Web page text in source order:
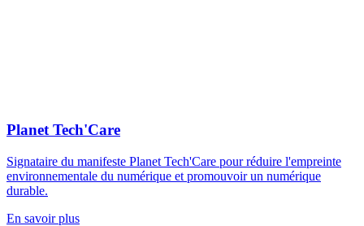
Planet Tech'Care
Signataire du manifeste Planet Tech'Care pour réduire l'empreinte
environnementale du numérique et promouvoir un numérique
durable.
En savoir plus